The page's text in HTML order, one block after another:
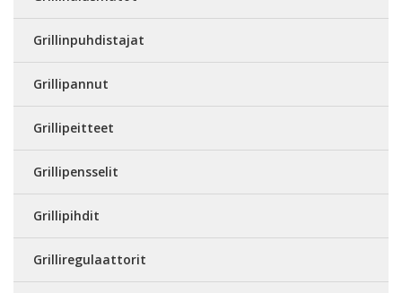
Grillinpuhdistajat
Grillipannut
Grillipeitteet
Grillipensselit
Grillipihdit
Grilliregulaattorit